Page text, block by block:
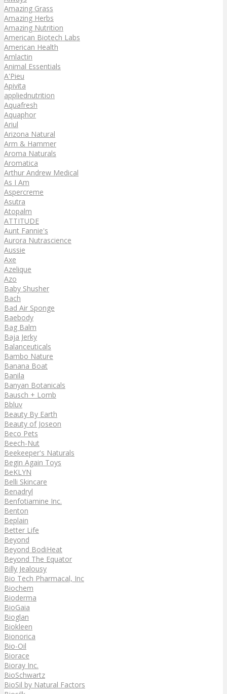
Amazing Grass
Amazing Herbs
Amazing Nutrition
American Biotech Labs
American Health
Amlactin
Animal Essentials
A'Pieu
Apivita
appliednutrition
Aquafresh
Aquaphor
Ariul
Arizona Natural
Arm & Hammer
Aroma Naturals
Aromatica
Arthur Andrew Medical
As I Am
Aspercreme
Asutra
Atopalm
ATTITUDE
Aunt Fannie's
Aurora Nutrascience
Aussie
Axe
Azelique
Azo
Baby Shusher
Bach
Bad Air Sponge
Baebody
Bag Balm
Baja Jerky
Balanceuticals
Bambo Nature
Banana Boat
Banila
Banyan Botanicals
Bausch + Lomb
Bbluv
Beauty By Earth
Beauty of Joseon
Beco Pets
Beech-Nut
Beekeeper's Naturals
Begin Again Toys
BeKLYN
Belli Skincare
Benadryl
Benfotiamine Inc.
Benton
Beplain
Better Life
Beyond
Beyond BodiHeat
Beyond The Equator
Billy Jealousy
Bio Tech Pharmacal, Inc
Biochem
Bioderma
BioGaia
Bioglan
Biokleen
Bionorica
Bio-Oil
Biorace
Bioray Inc.
BioSchwartz
BioSil by Natural Factors